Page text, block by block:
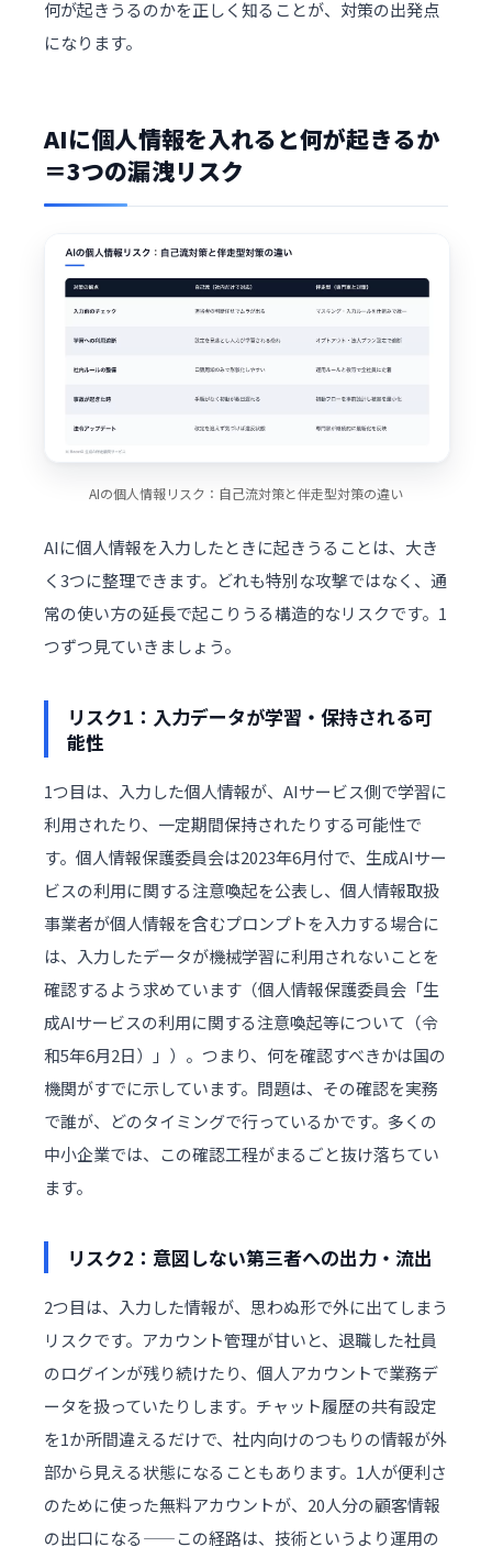
何が起きうるのかを正しく知ることが、対策の出発点
になります。
AIに個人情報を入れると何が起きるか
＝3つの漏洩リスク
AIの個人情報リスク：自己流対策と伴走型対策の違い
AIに個人情報を入力したときに起きうることは、大き
く3つに整理できます。どれも特別な攻撃ではなく、通
常の使い方の延長で起こりうる構造的なリスクです。1
つずつ見ていきましょう。
リスク1：入力データが学習・保持される可
能性
1つ目は、入力した個人情報が、AIサービス側で学習に
利用されたり、一定期間保持されたりする可能性で
す。個人情報保護委員会は2023年6月付で、生成AIサー
ビスの利用に関する注意喚起を公表し、個人情報取扱
事業者が個人情報を含むプロンプトを入力する場合に
は、入力したデータが機械学習に利用されないことを
確認するよう求めています（個人情報保護委員会「生
成AIサービスの利用に関する注意喚起等について（令
和5年6月2日）」 ）。つまり、何を確認すべきかは国の
機関がすでに示しています。問題は、その確認を実務
で誰が、どのタイミングで行っているかです。多くの
中小企業では、この確認工程がまるごと抜け落ちてい
ます。
リスク2：意図しない第三者への出力・流出
2つ目は、入力した情報が、思わぬ形で外に出てしまう
リスクです。アカウント管理が甘いと、退職した社員
のログインが残り続けたり、個人アカウントで業務デ
ータを扱っていたりします。チャット履歴の共有設定
を1か所間違えるだけで、社内向けのつもりの情報が外
部から見える状態になることもあります。1人が便利さ
のために使った無料アカウントが、20人分の顧客情報
の出口になる——この経路は、技術というより運用の